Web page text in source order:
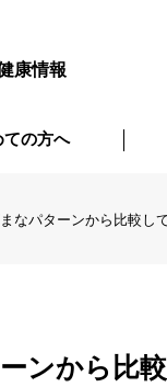
康情報
ての方へ
なパターンから比較し
ンから比